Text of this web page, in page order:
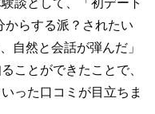
談として、「初デート
からする派？されたい
自然と会話が弾んだ」
ことができたことで、
った口コミが目立ちま